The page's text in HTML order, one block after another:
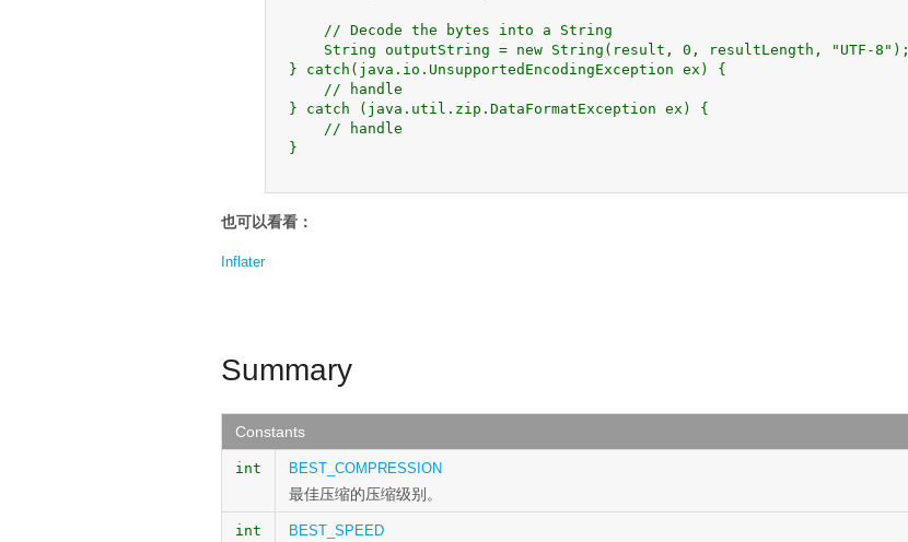
     // Decode the bytes into a String
     String outputString = new String(result, 0, resultLength, "UTF-8");
} catch(java.io.UnsupportedEncodingException ex) {
     // handle
} catch (java.util.zip.DataFormatException ex) {
     // handle
}
也可以看看：
Inflater
Summary
Constants
int BEST_COMPRESSION
最佳压缩的压缩级别。
int BEST_SPEED